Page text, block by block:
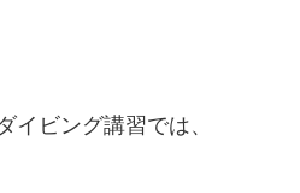
イビング講習では、